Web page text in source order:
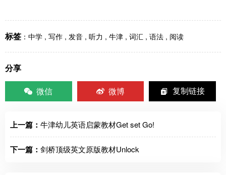
标签 ： 中学 , 写作 , 发音 , 听力 , 牛津 , 词汇 , 语法 , 阅读
分享
微信
微博 复制链接
上一篇： 牛津幼儿英语启蒙教材Get set Go!
下一篇： 剑桥顶级英文原版教材Unlock